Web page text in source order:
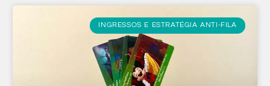
INGRESSOS E ESTRATÉGIA ANTI-FILA